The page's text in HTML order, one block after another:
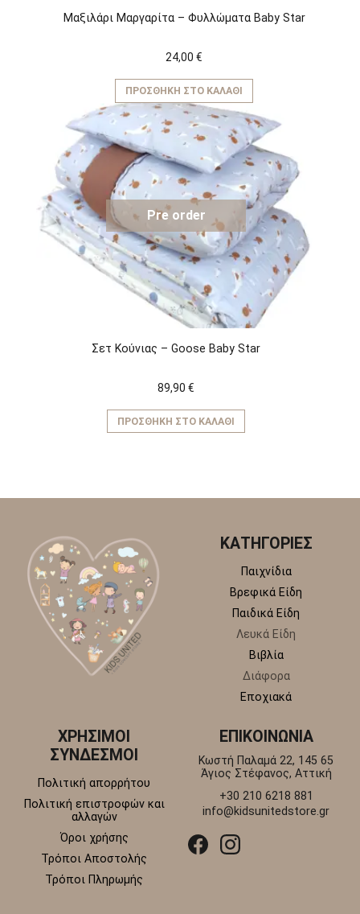
Μαξιλάρι Μαργαρίτα – Φυλλώματα Baby Star
24,00 €
ΠΡΟΣΘΉΚΗ ΣΤΟ ΚΑΛΆΘΙ
Pre order
Σετ Κούνιας – Goose Baby Star
89,90 €
ΠΡΟΣΘΉΚΗ ΣΤΟ ΚΑΛΆΘΙ
ΚΑΤΗΓΟΡΙΕΣ
Παιχνίδια
Βρεφικά Είδη
Παιδικά Είδη
Λευκά Είδη
Βιβλία
Διάφορα
Εποχιακά
ΧΡΗΣΙΜΟΙ
ΣΥΝΔΕΣΜΟΙ
Πολιτική απορρήτου
Πολιτική επιστροφών και
αλλαγών
Όροι χρήσης
Τρόποι Αποστολής
Τρόποι Πληρωμής
ΕΠΙΚΟΙΝΩΝΙΑ
Κωστή Παλαμά 22, 145 65
Άγιος Στέφανος, Αττική
+30 210 6218 881
info@kidsunitedstore.gr